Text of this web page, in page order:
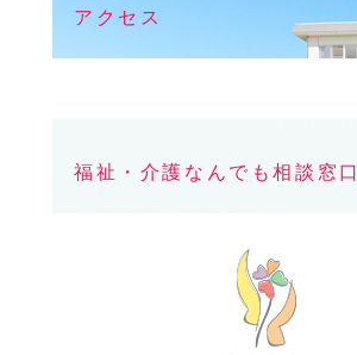
アクセス
福祉・介護なんでも相談窓口